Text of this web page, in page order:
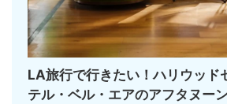
LA旅行で行きたい！ハリウッド
テル・ベル・エアのアフタヌー